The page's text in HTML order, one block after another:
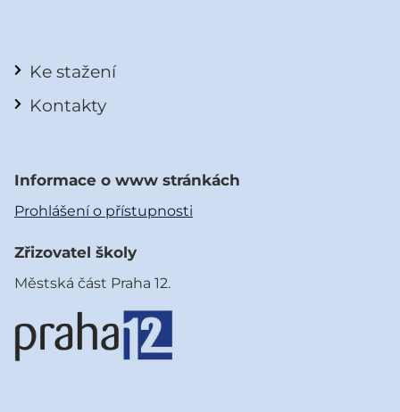
Ke stažení
Kontakty
Informace o www stránkách
Prohlášení o přístupnosti
Zřizovatel školy
Městská část Praha 12.